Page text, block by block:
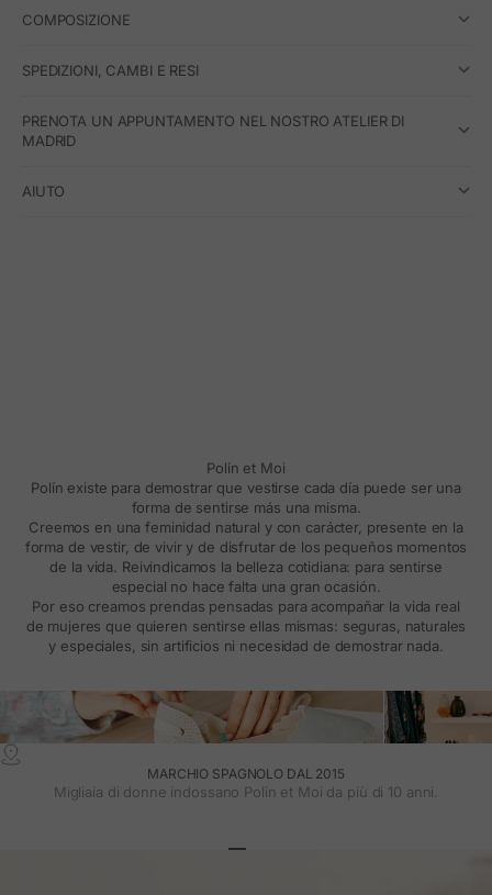
COMPOSIZIONE
SPEDIZIONI, CAMBI E RESI
PRENOTA UN APPUNTAMENTO NEL NOSTRO ATELIER DI
MADRID
AIUTO
Polín et Moi
Polín existe para demostrar que vestirse cada día puede ser una
forma de sentirse más una misma.
Creemos en una feminidad natural y con carácter, presente en la
forma de vestir, de vivir y de disfrutar de los pequeños momentos
de la vida. Reivindicamos la belleza cotidiana: para sentirse
especial no hace falta una gran ocasión.
Por eso creamos prendas pensadas para acompañar la vida real
de mujeres que quieren sentirse ellas mismas: seguras, naturales
y especiales, sin artificios ni necesidad de demostrar nada.
MARCHIO SPAGNOLO DAL 2015
Migliaia di donne indossano Polin et Moi da più di 10 anni.